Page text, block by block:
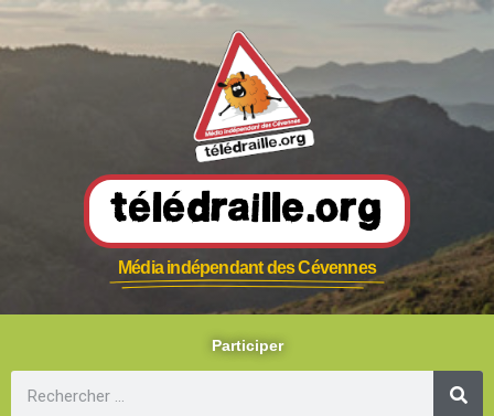
Télédraille.org
Média indépendant des Cévennes
Participer